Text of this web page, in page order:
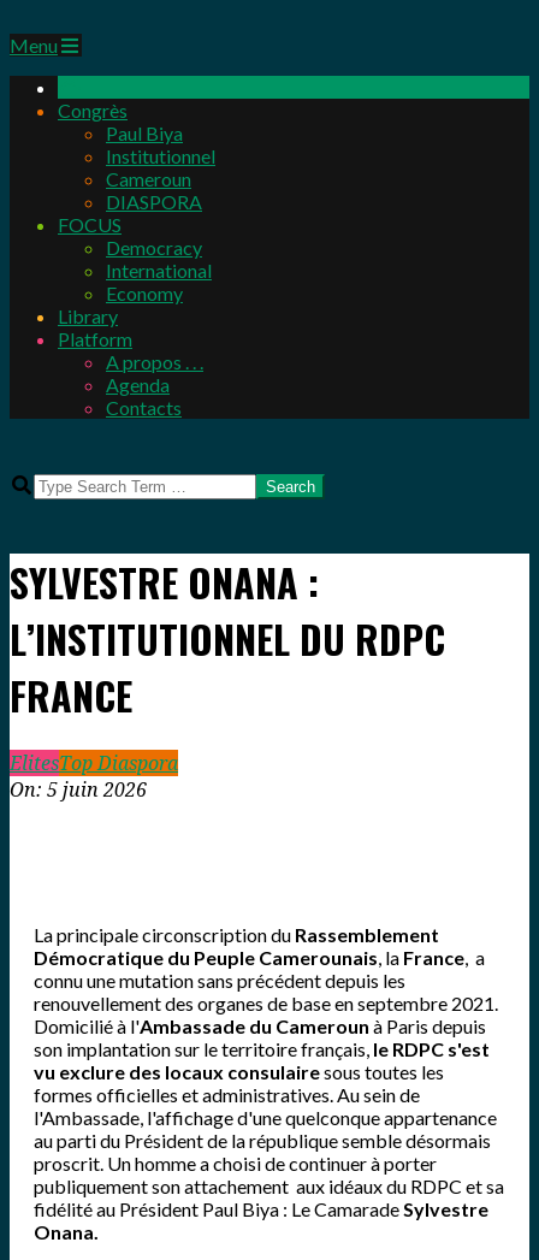
Primary
Menu
Menu
Congrès
Paul Biya
Institutionnel
Cameroun
DIASPORA
FOCUS
Democracy
International
Economy
Library
Platform
A propos . . .
Agenda
Contacts
Search
SYLVESTRE ONANA :
L’INSTITUTIONNEL DU RDPC
FRANCE
ElitesTop Diaspora
On: 5 juin 2026
La principale circonscription du Rassemblement
Démocratique du Peuple Camerounais , la France , a
connu une mutation sans précédent depuis les
renouvellement des organes de base en septembre 2021.
Domicilié à l'Ambassade du Cameroun à Paris depuis
son implantation sur le territoire français, le RDPC s'est
vu exclure des locaux consulairesous toutes les
formes officielles et administratives. Au sein de
l'Ambassade, l'affichage d'une quelconque appartenance
au parti du Président de la république semble désormais
proscrit. Un homme a choisi de continuer à porter
publiquement son attachement aux idéaux du RDPC et sa
fidélité au Président Paul Biya : Le Camarade Sylvestre
Onana.